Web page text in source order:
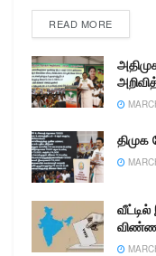
READ MORE